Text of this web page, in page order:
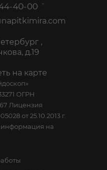
40-00
,
д.19
на карте
ОГРН
Лицензия
от 25.10.2013 г.
на